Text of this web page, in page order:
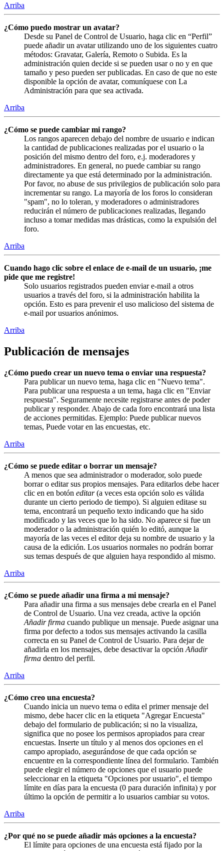
Arriba
¿Cómo puedo mostrar un avatar?
Desde su Panel de Control de Usuario, haga clic en “Perfil”
puede añadir un avatar utilizando uno de los siguientes cuatro
métodos: Gravatar, Galería, Remoto o Subida. Es la
administración quien decide si se pueden usar o no y en que
tamaño y peso pueden ser publicadas. En caso de que no este
disponible la opción de avatar, comuníquese con La
Administración para que sea activada.
Arriba
¿Cómo se puede cambiar mi rango?
Los rangos aparecen debajo del nombre de usuario e indican
la cantidad de publicaciones realizadas por el usuario o la
posición del mismo dentro del foro, e.j. moderadores y
administradores. En general, no puede cambiar su rango
directamente ya que está determinado por la administración.
Por favor, no abuse de sus privilegios de publicación solo para
incrementar su rango. La mayoría de los foros lo consideran
"spam", no lo toleran, y moderadores o administradores
reducirán el número de publicaciones realizadas, llegando
incluso a tomar medidas mas drásticas, como la expulsión del
foro.
Arriba
Cuando hago clic sobre el enlace de e-mail de un usuario, ¡me
pide que me registre!
Solo usuarios registrados pueden enviar e-mail a otros
usuarios a través del foro, si la administración habilita la
opción. Esto es para prevenir el uso malicioso del sistema de
e-mail por usuarios anónimos.
Arriba
Publicación de mensajes
¿Cómo puedo crear un nuevo tema o enviar una respuesta?
Para publicar un nuevo tema, haga clic en "Nuevo tema".
Para publicar una respuesta a un tema, haga clic en "Enviar
respuesta". Seguramente necesite registrarse antes de poder
publicar y responder. Abajo de cada foro encontrará una lista
de acciones permitidas. Ejemplo: Puede publicar nuevos
temas, Puede votar en las encuestas, etc.
Arriba
¿Cómo se puede editar o borrar un mensaje?
A menos que sea administrador o moderador, solo puede
borrar o editar sus propios mensajes. Para editarlos debe hacer
clic en en botón editar(a veces esta opción solo es válida
durante un cierto periodo de tiempo). Si alguien editase su
tema, encontrará un pequeño texto indicando que ha sido
modificado y las veces que lo ha sido. No aparece si fue un
moderador o la administración quién lo editó, aunque la
mayoría de las veces el editor deja su nombre de usuario y la
causa de la edición. Los usuarios normales no podrán borrar
sus temas después de que alguien haya respondido al mismo.
Arriba
¿Cómo se puede añadir una firma a mi mensaje?
Para añadir una firma a sus mensajes debe crearla en el Panel
de Control de Usuario. Una vez creada, active la opción
Añadir firma cuando publique un mensaje. Puede asignar una
firma por defecto a todos sus mensajes activando la casilla
correcta en su Panel de Control de Usuario. Para dejar de
añadirla en los mensajes, debe desactivar la opción Añadir
firma dentro del perfil.
Arriba
¿Cómo creo una encuesta?
Cuando inicia un nuevo tema o edita el primer mensaje del
mismo, debe hacer clic en la etiqueta "Agregar Encuesta"
debajo del formulario de publicación; si no la visualiza,
significa que no posee los permisos apropiados para crear
encuestas. Inserte un título y al menos dos opciones en el
campo apropiado, asegurándose de que cada opción se
encuentre en la correspondiente línea del formulario. También
puede elegir el número de opciones que el usuario puede
seleccionar en la etiqueta "Opciones por usuario", el tiempo
límite en días para la encuesta (0 para duración infinita) y por
último la opción de permitir a lo usuarios cambiar su votos.
Arriba
¿Por qué no se puede añadir más opciones a la encuesta?
El límite para opciones de una encuesta está fijado por la